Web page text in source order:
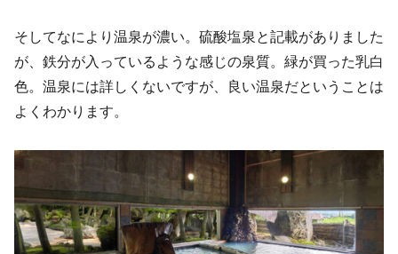
そしてなにより温泉が濃い。硫酸塩泉と記載がありました
が、鉄分が入っているような感じの泉質。緑が買った乳白
色。温泉には詳しくないですが、良い温泉だということは
よくわかります。